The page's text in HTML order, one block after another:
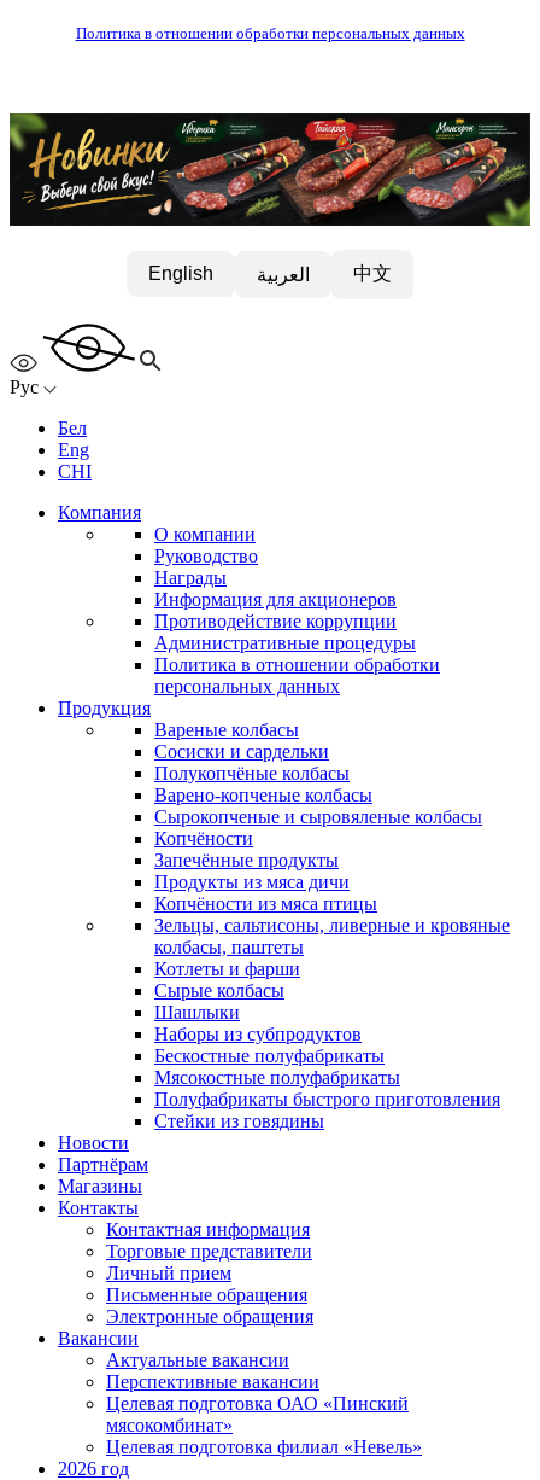
Политика в отношении обработки персональных данных
English العربية 中文
Рус
Бел
Eng
CHI
Компания
О компании
Руководство
Награды
Информация для акционеров
Противодействие коррупции
Административные процедуры
Политика в отношении обработки
персональных данных
Продукция
Вареные колбасы
Сосиски и сардельки
Полукопчёные колбасы
Варено-копченые колбасы
Сырокопченые и сыровяленые колбасы
Копчёности
Запечённые продукты
Продукты из мяса дичи
Копчёности из мяса птицы
Зельцы, сальтисоны, ливерные и кровяные
колбасы, паштеты
Котлеты и фарши
Сырые колбасы
Шашлыки
Наборы из субпродуктов
Бескостные полуфабрикаты
Мясокостные полуфабрикаты
Полуфабрикаты быстрого приготовления
Стейки из говядины
Новости
Партнёрам
Магазины
Контакты
Контактная информация
Торговые представители
Личный прием
Письменные обращения
Электронные обращения
Вакансии
Актуальные вакансии
Перспективные вакансии
Целевая подготовка ОАО «Пинский
мясокомбинат»
Целевая подготовка филиал «Невель»
2026 год